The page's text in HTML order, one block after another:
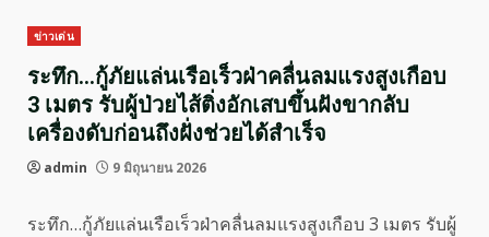
ข่าวเด่น
ระทึก…กู้ภัยแล่นเรือเร็วฝ่าคลื่นลมแรงสูงเกือบ
3 เมตร รับผู้ป่วยไส้ติ่งอักเสบขึ้นฝังขากลับ
เครื่องดับก่อนถึงฝั่งช่วยได้สำเร็จ
admin 9 มิถุนายน 2026
ระทึก…กู้ภัยแล่นเรือเร็วฝ่าคลื่นลมแรงสูงเกือบ 3 เมตร รับผู้